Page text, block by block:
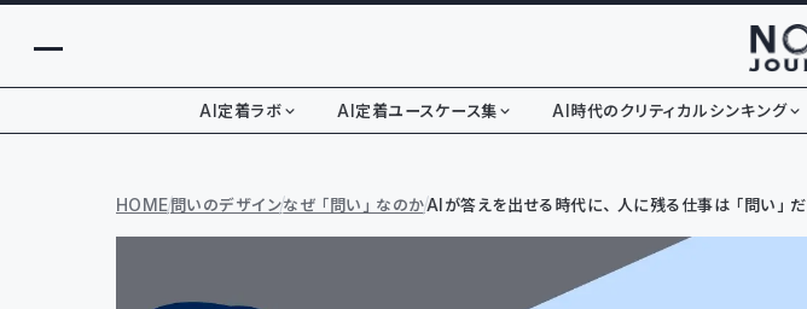
AI定着ラボ AI定着ユースケース集 AI時代のクリティカルシンキング
HOME問いのデザインなぜ「問い」なのかAIが答えを出せる時代に、人に残る仕事は「問い」だ